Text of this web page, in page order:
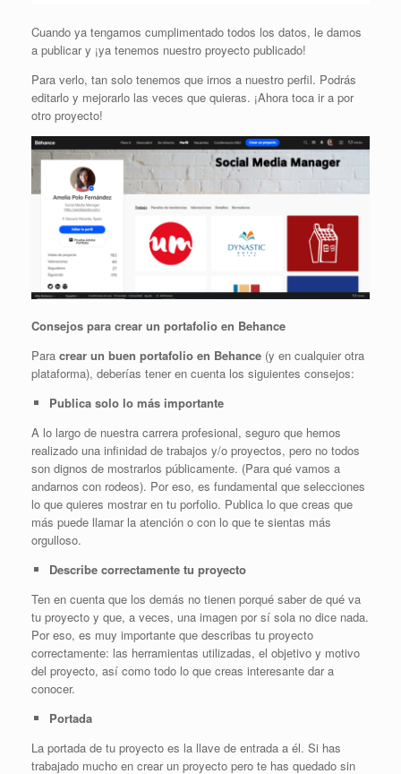
Cuando ya tengamos cumplimentado todos los datos, le damos
a publicar y ¡ya tenemos nuestro proyecto publicado!
Para verlo, tan solo tenemos que irnos a nuestro perfil. Podrás
editarlo y mejorarlo las veces que quieras. ¡Ahora toca ir a por
otro proyecto!
Consejos para crear un portafolio en Behance
Para crear un buen portafolio en Behance (y en cualquier otra
plataforma), deberías tener en cuenta los siguientes consejos:
Publica solo lo más importante
A lo largo de nuestra carrera profesional, seguro que hemos
realizado una infinidad de trabajos y/o proyectos, pero no todos
son dignos de mostrarlos públicamente. (Para qué vamos a
andarnos con rodeos). Por eso, es fundamental que selecciones
lo que quieres mostrar en tu porfolio. Publica lo que creas que
más puede llamar la atención o con lo que te sientas más
orgulloso.
Describe correctamente tu proyecto
Ten en cuenta que los demás no tienen porqué saber de qué va
tu proyecto y que, a veces, una imagen por sí sola no dice nada.
Por eso, es muy importante que describas tu proyecto
correctamente: las herramientas utilizadas, el objetivo y motivo
del proyecto, así como todo lo que creas interesante dar a
conocer.
Portada
La portada de tu proyecto es la llave de entrada a él. Si has
trabajado mucho en crear un proyecto pero te has quedado sin